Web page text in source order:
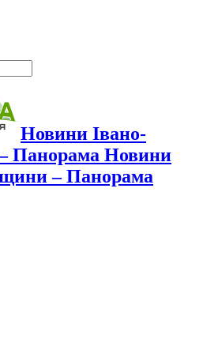
Новини Івано-
Панорама Новини
– Панорама